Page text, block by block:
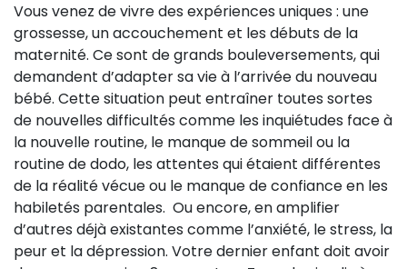
Vous venez de vivre des expériences uniques : une
grossesse, un accouchement et les débuts de la
maternité. Ce sont de grands bouleversements, qui
demandent d’adapter sa vie à l’arrivée du nouveau
bébé. Cette situation peut entraîner toutes sortes
de nouvelles difficultés comme les inquiétudes face à
la nouvelle routine, le manque de sommeil ou la
routine de dodo, les attentes qui étaient différentes
de la réalité vécue ou le manque de confiance en les
habiletés parentales. Ou encore, en amplifier
d’autres déjà existantes comme l’anxiété, le stress, la
peur et la dépression. Votre dernier enfant doit avoir